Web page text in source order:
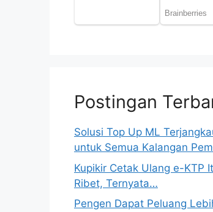
Postingan
Solusi Top Up ML
untuk Semua Kalangan
Kupikir Cetak Ulang e-KTP
Ribet, Ternyata…
Pengen Dapat Peluang